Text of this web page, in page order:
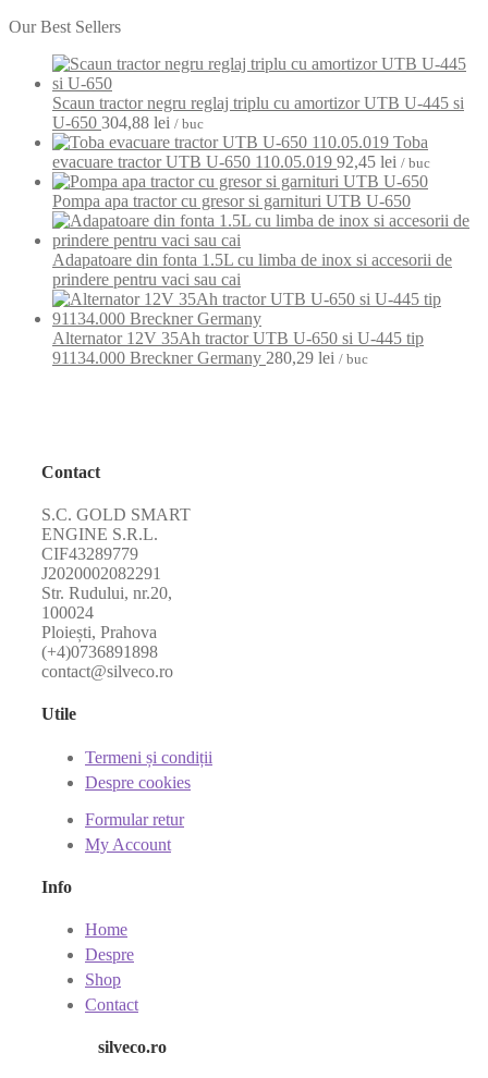
Our Best Sellers
Scaun tractor negru reglaj triplu cu amortizor UTB U-445 si
U-650 304,88 lei / buc
Toba
evacuare tractor UTB U-650 110.05.019 92,45 lei / buc
Pompa apa tractor cu gresor si garnituri UTB U-650
Adapatoare din fonta 1.5L cu limba de inox si accesorii de
prindere pentru vaci sau cai
Alternator 12V 35Ah tractor UTB U-650 si U-445 tip
91134.000 Breckner Germany 280,29 lei / buc
Contact
S.C. GOLD SMART
ENGINE S.R.L.
CIF43289779
J2020002082291
Str. Rudului, nr.20,
100024
Ploiești, Prahova
(+4)0736891898
contact@silveco.ro
Utile
Termeni și condiții
Despre cookies
Formular retur
My Account
Info
Home
Despre
Shop
Contact
silveco.ro